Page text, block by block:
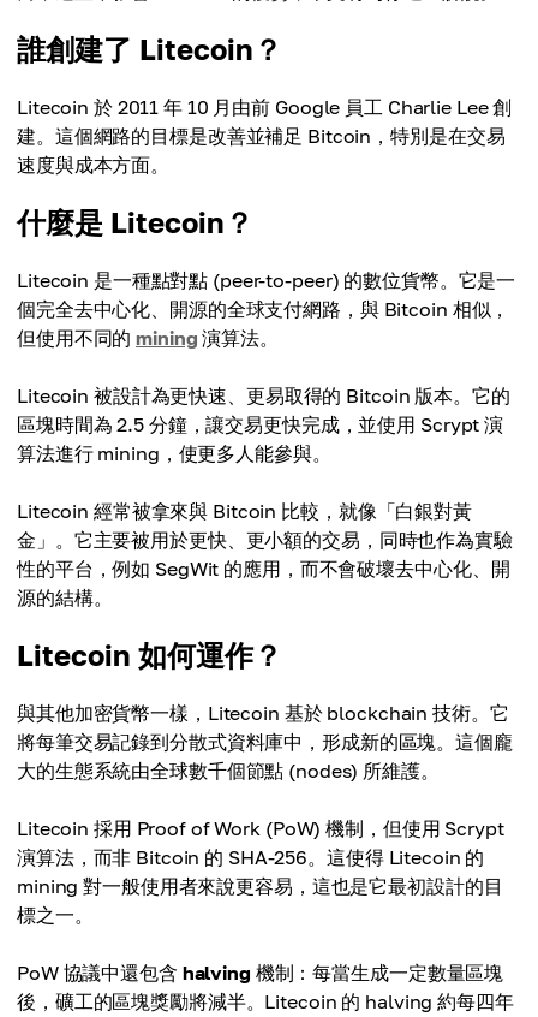
誰創建了 Litecoin？
Litecoin 於 2011 年 10 月由前 Google 員工 Charlie Lee 創
建。這個網路的目標是改善並補足 Bitcoin，特別是在交易
速度與成本方面。
什麼是 Litecoin？
Litecoin 是一種點對點 (peer-to-peer) 的數位貨幣。它是一
個完全去中心化、開源的全球支付網路，與 Bitcoin 相似，
但使用不同的mining 演算法。
Litecoin 被設計為更快速、更易取得的 Bitcoin 版本。它的
區塊時間為 2.5 分鐘，讓交易更快完成，並使用 Scrypt 演
算法進行 mining，使更多人能參與。
Litecoin 經常被拿來與 Bitcoin 比較，就像「白銀對黃
金」。它主要被用於更快、更小額的交易，同時也作為實驗
性的平台，例如 SegWit 的應用，而不會破壞去中心化、開
源的結構。
Litecoin 如何運作？
與其他加密貨幣一樣，Litecoin 基於 blockchain 技術。它
將每筆交易記錄到分散式資料庫中，形成新的區塊。這個龐
大的生態系統由全球數千個節點 (nodes) 所維護。
Litecoin 採用 Proof of Work (PoW) 機制，但使用 Scrypt
演算法，而非 Bitcoin 的 SHA-256。這使得 Litecoin 的
mining 對一般使用者來說更容易，這也是它最初設計的目
標之一。
PoW 協議中還包含 halving 機制：每當生成一定數量區塊
後，礦工的區塊獎勵將減半。Litecoin 的 halving 約每四年